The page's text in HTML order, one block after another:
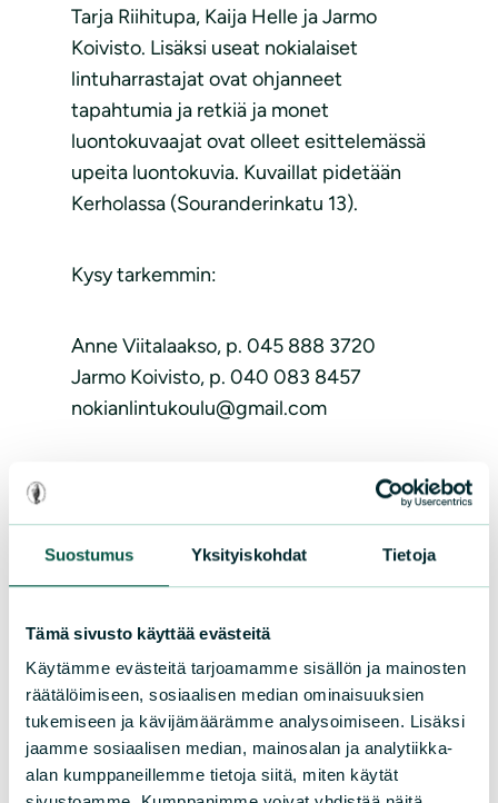
Suostumus Yksityiskohdat Tietoja
Tämä sivusto käyttää evästeitä
Käytämme evästeitä tarjoamamme sisällön ja mainosten
räätälöimiseen, sosiaalisen median ominaisuuksien
tukemiseen ja kävijämäärämme analysoimiseen. Lisäksi
jaamme sosiaalisen median, mainosalan ja analytiikka-
alan kumppaneillemme tietoja siitä, miten käytät
Tarja Riihitupa, Kaija Helle ja Jarmo
Koivisto. Lisäksi useat nokialaiset
lintuharrastajat ovat ohjanneet
tapahtumia ja retkiä ja monet
luontokuvaajat ovat olleet esittelemässä
upeita luontokuvia. Kuvaillat pidetään
Kerholassa (Souranderinkatu 13).
Kysy tarkemmin:
Anne Viitalaakso, p. 045 888 3720
Jarmo Koivisto, p. 040 083 8457
nokianlintukoulu@gmail.com
Nokian Lintukoulun toimintavuosi 2017
Nokian Lintukoulun toimintavuosi 2015
Nokian Lintukoulun toimintavuosi 2014
Nokian Lintukoulun toimintavuosi 2013
Nokian Lintukoulun toimintavuosi 2012
Nokian Lintukoulun toimintavuosi 2011
Nokian Lintukoulun toimintavuosi 2010